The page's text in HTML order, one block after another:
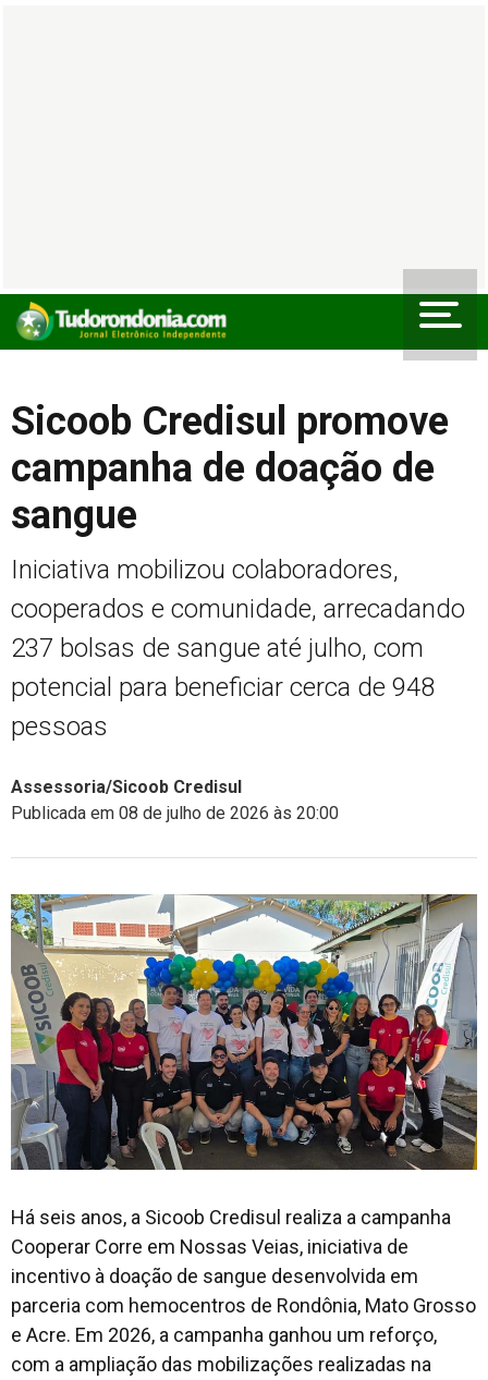
Sicoob Credisul promove
campanha de doação de
sangue
Iniciativa mobilizou colaboradores,
cooperados e comunidade, arrecadando
237 bolsas de sangue até julho, com
potencial para beneficiar cerca de 948
pessoas
Assessoria/Sicoob Credisul
Publicada em 08 de julho de 2026 às 20:00
Há seis anos, a Sicoob Credisul realiza a campanha
Cooperar Corre em Nossas Veias, iniciativa de
incentivo à doação de sangue desenvolvida em
parceria com hemocentros de Rondônia, Mato Grosso
e Acre. Em 2026, a campanha ganhou um reforço,
com a ampliação das mobilizações realizadas na